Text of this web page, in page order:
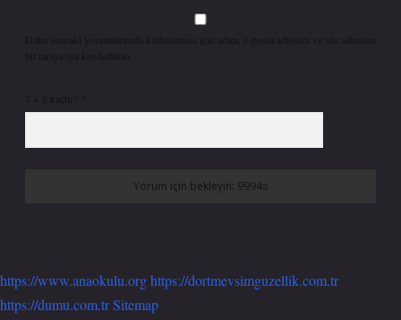
Daha sonraki yorumlarımda kullanılması için adım, e-posta adresim ve site adresim
bu tarayıcıya kaydedilsin.
7 + 8 kaçtır?
https://www.anaokulu.orghttps://dortmevsimguzellik.com.tr
https://dumu.com.trSitemap